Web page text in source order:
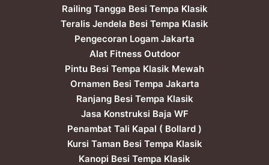
Railing Tangga Besi Tempa Klasik
Teralis Jendela Besi Tempa Klasik
Pengecoran Logam Jakarta
Alat Fitness Outdoor
Pintu Besi Tempa Klasik Mewah
Ornamen Besi Tempa Jakarta
Ranjang Besi Tempa Klasik
Jasa Konstruksi Baja WF
Penambat Tali Kapal ( Bollard )
Kursi Taman Besi Tempa Klasik
Kanopi Besi Tempa Klasik